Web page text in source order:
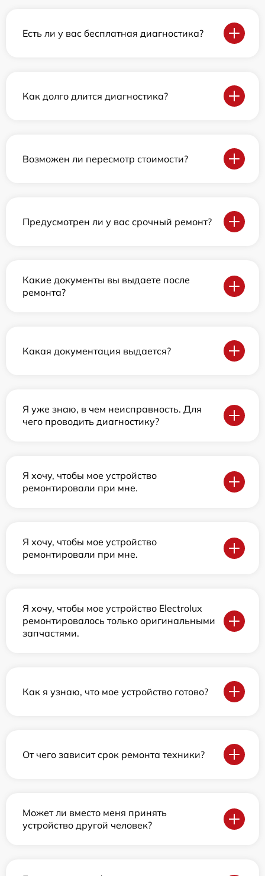
Есть ли у вас бесплатная диагностика?
Как долго длится диагностика?
Возможен ли пересмотр стоимости?
Предусмотрен ли у вас срочный ремонт?
Какие документы вы выдаете после
ремонта?
Какая документация выдается?
Я уже знаю, в чем неисправность. Для
чего проводить диагностику?
Я хочу, чтобы мое устройство
ремонтировали при мне.
Я хочу, чтобы мое устройство
ремонтировали при мне.
Я хочу, чтобы мое устройство Electrolux
ремонтировалось только оригинальными
запчастями.
Как я узнаю, что мое устройство готово?
От чего зависит срок ремонта техники?
Может ли вместо меня принять
устройство другой человек?